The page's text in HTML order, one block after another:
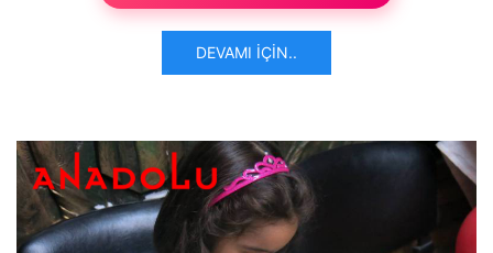
DEVAMI İÇIN..